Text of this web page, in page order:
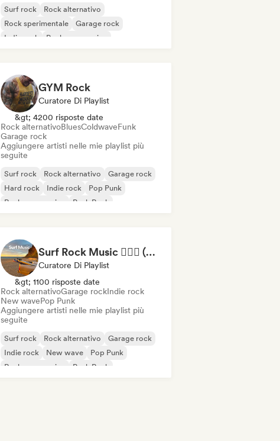
Surf rock
Rock alternativo
Rock sperimentale
Garage rock
Indie rock
Rock progressivo
GYM Rock
Curatore Di Playlist
&gt; 4200 risposte date
Rock alternativoBluesColdwaveFunk
Garage rock
Aggiungere artisti nelle mie playlist più
seguite
Surf rock Rock alternativo
Garage rock
Hard rock
Indie rock
Pop Punk
Rock progressivo
Punk Rock
Surf Rock Music 🏄🏻‍♂️ (by Palmfy)
Curatore Di Playlist
&gt; 1100 risposte date
Rock alternativoGarage rockIndie rock
New wavePop Punk
Aggiungere artisti nelle mie playlist più
seguite
Surf rock Rock alternativo
Garage rock
Indie rock
New wave
Pop Punk
Rock progressivo
Punk Rock